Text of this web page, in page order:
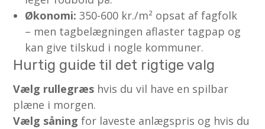
Økonomi: 350-600 kr./m² opsat af fagfolk
– men tagbelægningen aflaster tagpap og
kan give tilskud i nogle kommuner.
Hurtig guide til det rigtige valg
Vælg rullegræs hvis du vil have en spilbar
plæne i morgen.
Vælg såning for laveste anlægspris og hvis du